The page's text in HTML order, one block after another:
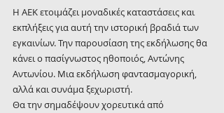
Η ΑΕΚ ετοιμάζει μοναδικές καταστάσεις και
εκπλήξεις για αυτή την ιστορική βραδιά των
εγκαινίων. Την παρουσίαση της εκδήλωσης θα
κάνει ο πασίγνωστος ηθοποιός, Αντώνης
Αντωνίου. Μια εκδήλωση φαντασμαγορική,
αλλά και συνάμα ξεχωριστή.
Θα την σημαδέψουν χορευτικά από